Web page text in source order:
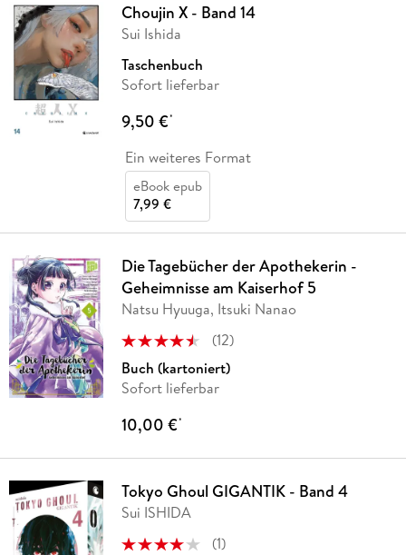
Choujin X - Band 14
Sui Ishida
Taschenbuch
Sofort lieferbar
9,50 €*
Ein weiteres Format
eBook epub
7,99 €
Die Tagebücher der Apothekerin -
Geheimnisse am Kaiserhof 5
Natsu Hyuuga, Itsuki Nanao
(12)
Buch (kartoniert)
Sofort lieferbar
10,00 €*
Tokyo Ghoul GIGANTIK - Band 4
Sui ISHIDA
(1)